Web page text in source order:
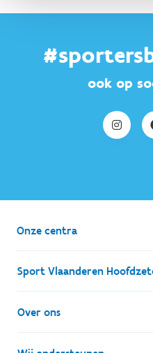
ook op
Onze centra
Sport Vlaanderen
Simon Bolivarlaan 17
1000 Brussel
Over ons
Wie zijn we, wat doen we